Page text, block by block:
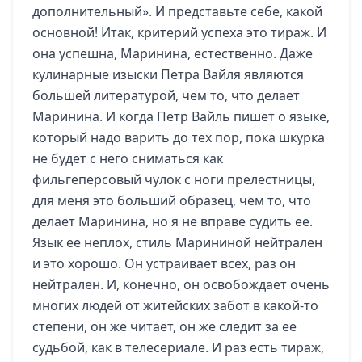
дополнительный». И представьте себе, какой
основной! Итак, критерий успеха это тираж. И
она успешна, Маринина, естественно. Даже
кулинарные изыски Петра Вайля являются
большей литературой, чем то, что делает
Маринина. И когда Петр Вайль пишет о языке,
который надо варить до тех пор, пока шкурка
не будет с него сниматься как
фильгеперсовый чулок с ноги прелестницы,
для меня это больший образец, чем то, что
делает Маринина, но я не вправе судить ее.
Язык ее неплох, стиль Марининой нейтрален
и это хорошо. Он устраивает всех, раз он
нейтрален. И, конечно, он освобождает очень
многих людей от житейских забот в какой-то
степени, он же читает, он же следит за ее
судьбой, как в телесериале. И раз есть тираж,